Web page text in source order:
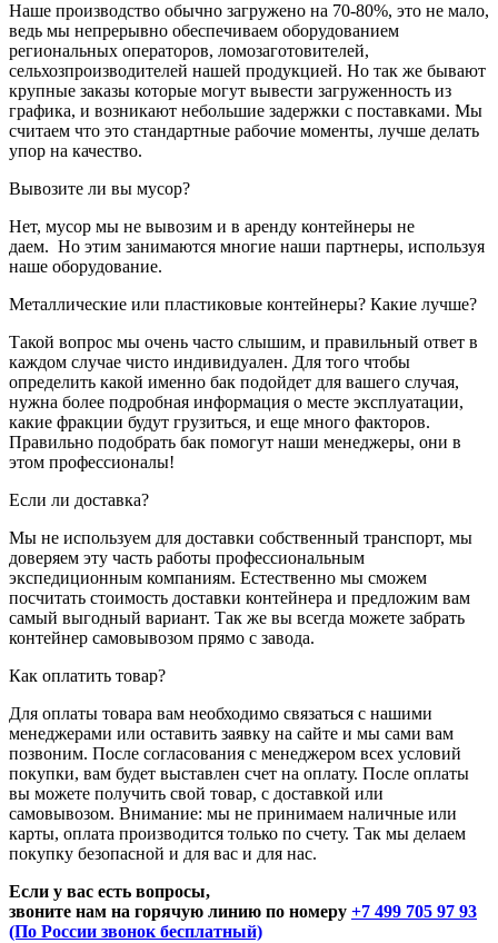
Наше производство обычно загружено на 70-80%, это не мало,
ведь мы непрерывно обеспечиваем оборудованием
региональных операторов, ломозаготовителей,
сельхозпроизводителей нашей продукцией. Но так же бывают
крупные заказы которые могут вывести загруженность из
графика, и возникают небольшие задержки с поставками. Мы
считаем что это стандартные рабочие моменты, лучше делать
упор на качество.
Вывозите ли вы мусор?
Нет, мусор мы не вывозим и в аренду контейнеры не
даем. Но этим занимаются многие наши партнеры, используя
наше оборудование.
Металлические или пластиковые контейнеры? Какие лучше?
Такой вопрос мы очень часто слышим, и правильный ответ в
каждом случае чисто индивидуален. Для того чтобы
определить какой именно бак подойдет для вашего случая,
нужна более подробная информация о месте эксплуатации,
какие фракции будут грузиться, и еще много факторов.
Правильно подобрать бак помогут наши менеджеры, они в
этом профессионалы!
Если ли доставка?
Мы не используем для доставки собственный транспорт, мы
доверяем эту часть работы профессиональным
экспедиционным компаниям. Естественно мы сможем
посчитать стоимость доставки контейнера и предложим вам
самый выгодный вариант. Так же вы всегда можете забрать
контейнер самовывозом прямо с завода.
Как оплатить товар?
Для оплаты товара вам необходимо связаться с нашими
менеджерами или оставить заявку на сайте и мы сами вам
позвоним. После согласования с менеджером всех условий
покупки, вам будет выставлен счет на оплату. После оплаты
вы можете получить свой товар, с доставкой или
самовывозом. Внимание: мы не принимаем наличные или
карты, оплата производится только по счету. Так мы делаем
покупку безопасной и для вас и для нас.
Если у вас есть вопросы,
звоните нам на горячую линию по номеру +7 499 705 97 93
(По России звонок бесплатный)